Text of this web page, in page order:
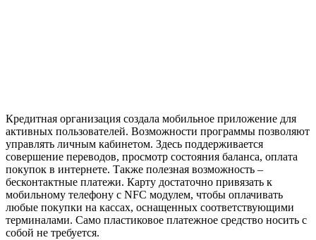
Кредитная организация создала мобильное приложение для
активных пользователей. Возможности программы позволяют
управлять личным кабинетом. Здесь поддерживается
совершение переводов, просмотр состояния баланса, оплата
покупок в интернете. Также полезная возможность –
бесконтактные платежи. Карту достаточно привязать к
мобильному телефону с NFC модулем, чтобы оплачивать
любые покупки на кассах, оснащенных соответствующими
терминалами. Само пластиковое платежное средство носить с
собой не требуется.